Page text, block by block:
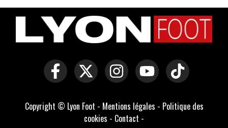
Copyright © Lyon Foot - Mentions légales - Politique des
cookies - Contact -